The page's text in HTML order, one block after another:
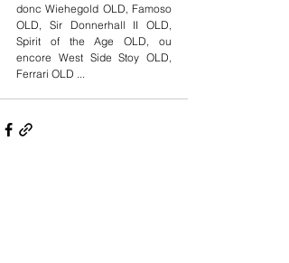
donc Wiehegold OLD, Famoso
OLD, Sir Donnerhall II OLD,
Spirit of the Age OLD, ou
encore West Side Stoy OLD,
Ferrari OLD ...